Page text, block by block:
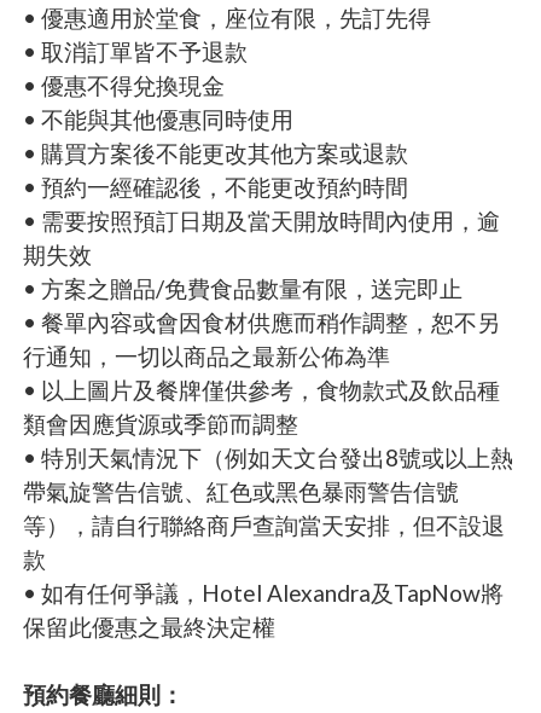
• 優惠適用於堂食，座位有限，先訂先得
• 取消訂單皆不予退款
• 優惠不得兌換現金
• 不能與其他優惠同時使用
• 購買方案後不能更改其他方案或退款
• 預約一經確認後，不能更改預約時間
• 需要按照預訂日期及當天開放時間內使用，逾
期失效
• 方案之贈品/免費食品數量有限，送完即止
• 餐單內容或會因食材供應而稍作調整，恕不另
行通知，一切以商品之最新公佈為準
• 以上圖片及餐牌僅供參考，食物款式及飲品種
類會因應貨源或季節而調整
• 特別天氣情況下（例如天文台發出8號或以上熱
帶氣旋警告信號、紅色或黑色暴雨警告信號
等），請自行聯絡商戶查詢當天安排，但不設退
款
• 如有任何爭議，Hotel Alexandra及TapNow將
保留此優惠之最終決定權
預約餐廳細則：